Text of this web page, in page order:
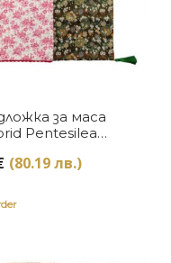
за маса
Pentesilea
(80.19 лв.)